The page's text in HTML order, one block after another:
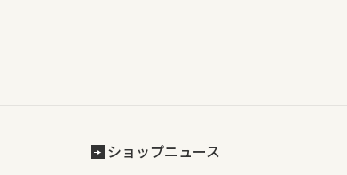
ショップニュース